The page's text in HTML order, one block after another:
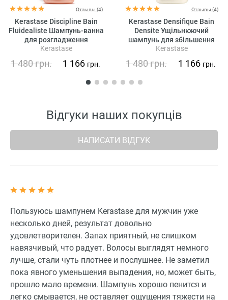
Отзывы (4)
Kerastase Discipline Bain
Fluidealiste Шампунь-ванна
для розгладження
неслухняного волосся (без
Kerastase
1 480грн. 1 166 грн.
Отзывы (4)
Kerastase Densifique Bain
Densite Ущільнюючий
шампунь для збільшення
густоти волосся
Kerastase
1 480грн. 1 166 грн.
Відгуки наших покупців
НАПИСАТИ ВІДГУК
Пользуюсь шампунем Kerastase для мужчин уже
несколько дней, результат довольно
удовлетворителен. Запах приятный, не слишком
навязчивый, что радует. Волосы выглядят немного
лучше, стали чуть плотнее и послушнее. Не заметил
пока явного уменьшения выпадения, но, может быть,
прошло мало времени. Шампунь хорошо пенится и
легко смывается, не оставляет ощущения тяжести на